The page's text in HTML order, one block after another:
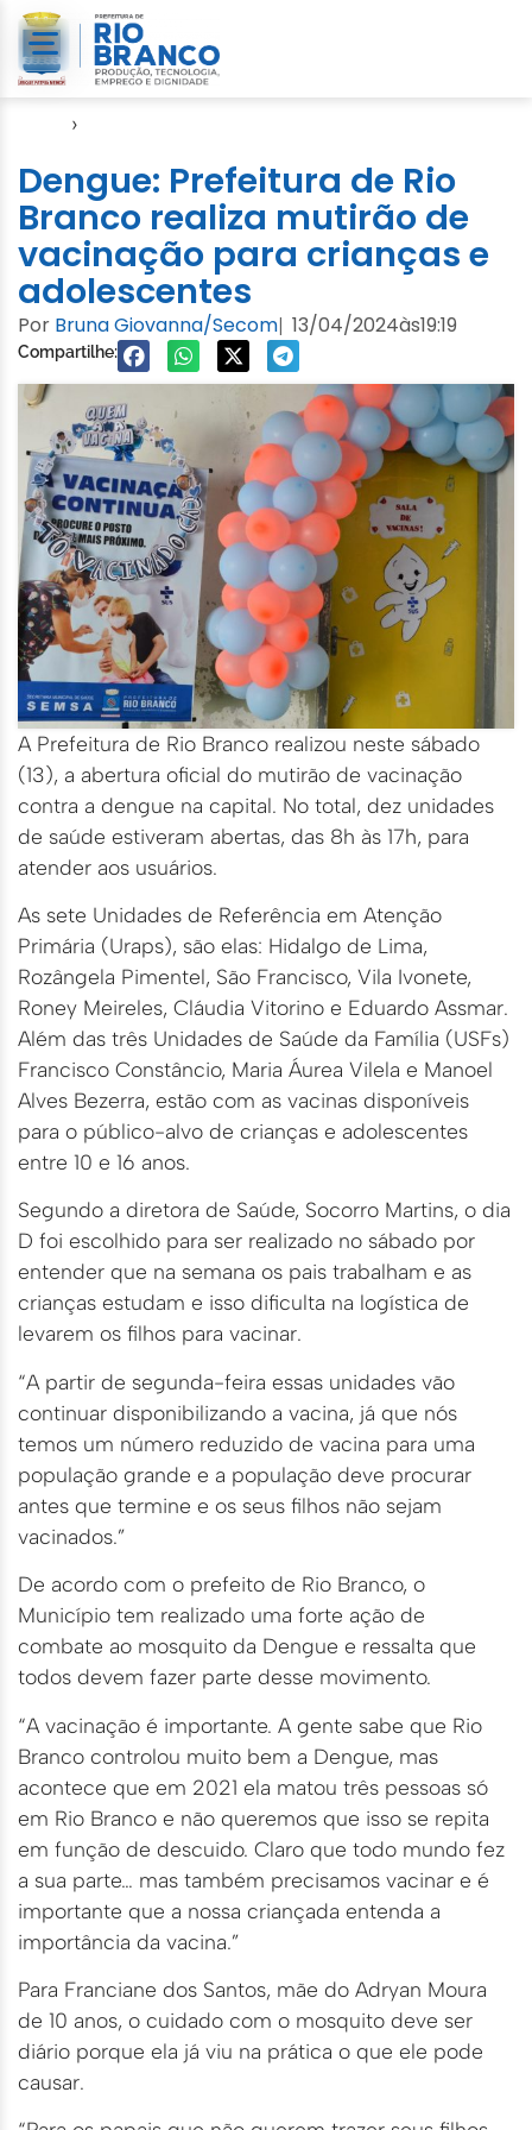
›
Dengue: Prefeitura de Rio
Branco realiza mutirão de
vacinação para crianças e
adolescentes
Por Bruna Giovanna/Secom| 13/04/2024às19:19
Compartilhe:
A Prefeitura de Rio Branco realizou neste sábado
(13), a abertura oficial do mutirão de vacinação
contra a dengue na capital. No total, dez unidades
de saúde estiveram abertas, das 8h às 17h, para
atender aos usuários.
As sete Unidades de Referência em Atenção
Primária (Uraps), são elas: Hidalgo de Lima,
Rozângela Pimentel, São Francisco, Vila Ivonete,
Roney Meireles, Cláudia Vitorino e Eduardo Assmar.
Além das três Unidades de Saúde da Família (USFs)
Francisco Constâncio, Maria Áurea Vilela e Manoel
Alves Bezerra, estão com as vacinas disponíveis
para o público-alvo de crianças e adolescentes
entre 10 e 16 anos.
Segundo a diretora de Saúde, Socorro Martins, o dia
D foi escolhido para ser realizado no sábado por
entender que na semana os pais trabalham e as
crianças estudam e isso dificulta na logística de
levarem os filhos para vacinar.
“A partir de segunda-feira essas unidades vão
continuar disponibilizando a vacina, já que nós
temos um número reduzido de vacina para uma
população grande e a população deve procurar
antes que termine e os seus filhos não sejam
vacinados.”
De acordo com o prefeito de Rio Branco, o
Município tem realizado uma forte ação de
combate ao mosquito da Dengue e ressalta que
todos devem fazer parte desse movimento.
“A vacinação é importante. A gente sabe que Rio
Branco controlou muito bem a Dengue, mas
acontece que em 2021 ela matou três pessoas só
em Rio Branco e não queremos que isso se repita
em função de descuido. Claro que todo mundo fez
a sua parte… mas também precisamos vacinar e é
importante que a nossa criançada entenda a
importância da vacina.”
Para Franciane dos Santos, mãe do Adryan Moura
de 10 anos, o cuidado com o mosquito deve ser
diário porque ela já viu na prática o que ele pode
causar.